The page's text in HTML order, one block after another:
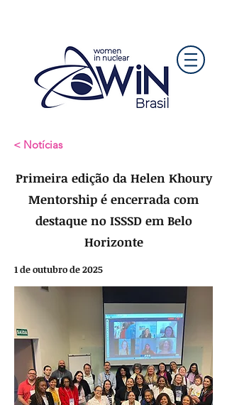
< Notícias
Primeira edição da Helen Khoury
Mentorship é encerrada com
destaque no ISSSD em Belo
Horizonte
1 de outubro de 2025